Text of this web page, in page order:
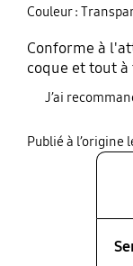
Couleur :
Conforme à
coque et tout
J’ai
Publié à l’origine